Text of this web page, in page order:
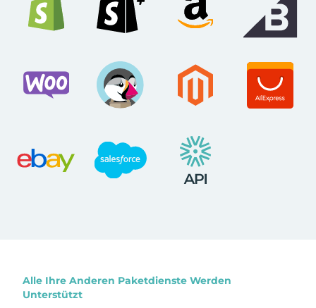
Alle Ihre Anderen Paketdienste Werden
Unterstützt